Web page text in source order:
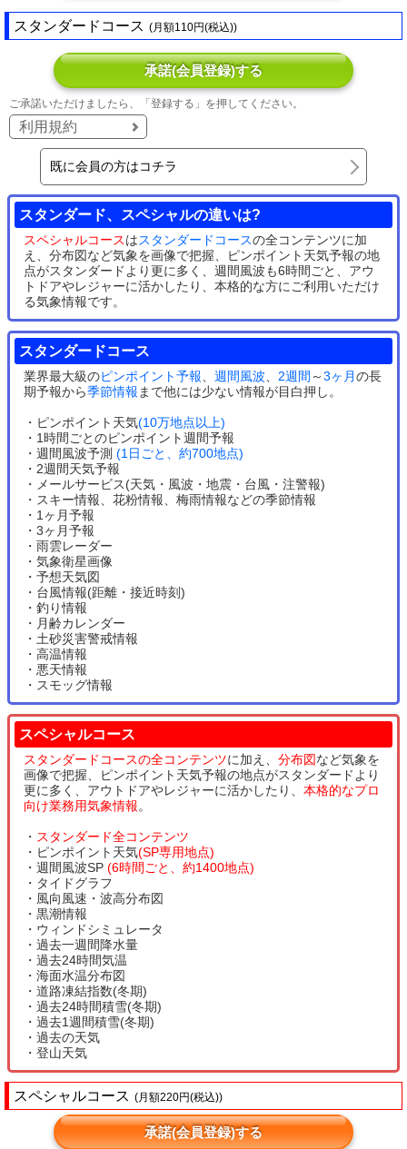
スタンダードコース (月額110円(税込))
承諾(会員登録)する
ご承諾いただけましたら、「登録する」を押してください。
利用規約
既に会員の方はコチラ
スタンダード、スペシャルの違いは?
スペシャルコースはスタンダードコースの全コンテンツに加
え、分布図など気象を画像で把握、ピンポイント天気予報の地
点がスタンダードより更に多く、週間風波も6時間ごと、アウ
トドアやレジャーに活かしたり、本格的な方にご利用いただけ
る気象情報です。
スタンダードコース
業界最大級のピンポイント予報 週間風波 2週間 ～3ヶ月の長
期予報から季節情報 まで他には少ない情報が目白押し。
・ピンポイント天気(10万地点以上)
・1時間ごとのピンポイント週間予報
・週間風波予測 (1日ごと、約700地点)
・2週間天気予報
・メールサービス(天気・風波・地震・台風・注警報)
・スキー情報、花粉情報、梅雨情報などの季節情報
・1ヶ月予報
・3ヶ月予報
・雨雲レーダー
・気象衛星画像
・予想天気図
・台風情報(距離・接近時刻)
・釣り情報
・月齢カレンダー
・土砂災害警戒情報
・高温情報
・悪天情報
・スモッグ情報
スペシャルコース
スタンダードコースの全コンテンツに加え、 分布図など気象を
画像で把握、ピンポイント天気予報の地点がスタンダードより
更に多く、アウトドアやレジャーに活かしたり、 本格的なプロ
向け業務用気象情報。
・ スタンダード全コンテンツ
・ピンポイント天気(SP専用地点)
・週間風波SP (6時間ごと、約1400地点)
・タイドグラフ
・風向風速・波高分布図
・黒潮情報
・ウィンドシミュレータ
・過去一週間降水量
・過去24時間気温
・海面水温分布図
・道路凍結指数(冬期)
・過去24時間積雪(冬期)
・過去1週間積雪(冬期)
・過去の天気
・登山天気
スペシャルコース (月額220円(税込))
承諾(会員登録)する